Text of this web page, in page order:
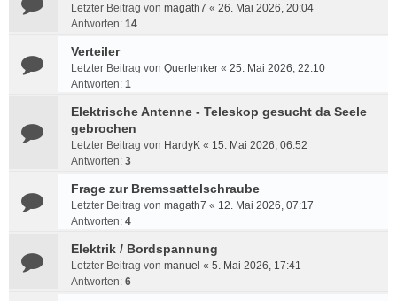
Letzter Beitrag von magath7 « 26. Mai 2026, 20:04
Antworten: 14
Verteiler
Letzter Beitrag von Querlenker « 25. Mai 2026, 22:10
Antworten: 1
Elektrische Antenne - Teleskop gesucht da Seele
gebrochen
Letzter Beitrag von HardyK « 15. Mai 2026, 06:52
Antworten: 3
Frage zur Bremssattelschraube
Letzter Beitrag von magath7 « 12. Mai 2026, 07:17
Antworten: 4
Elektrik / Bordspannung
Letzter Beitrag von manuel « 5. Mai 2026, 17:41
Antworten: 6